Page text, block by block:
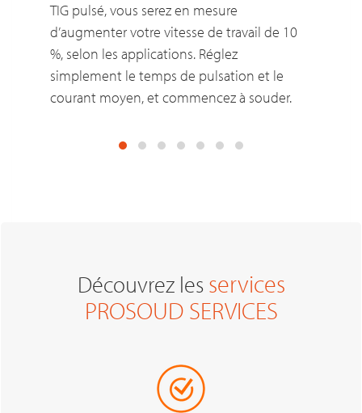
TIG pulsé, vous serez en mesure
d’augmenter votre vitesse de travail de 10
%, selon les applications. Réglez
simplement le temps de pulsation et le
courant moyen, et commencez à souder.
Découvrez les services
PROSOUD SERVICES